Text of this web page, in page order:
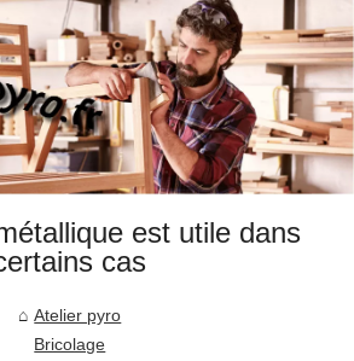
est utile dans
cas
Atelier pyro
Bricolage